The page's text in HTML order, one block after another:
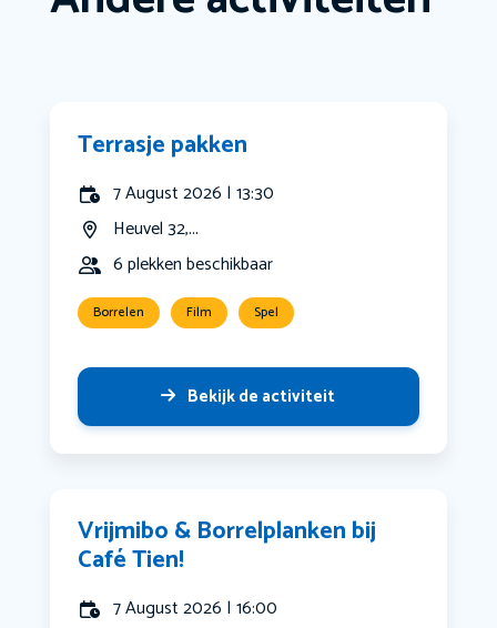
Terrasje pakken
7 August 2026 | 13:30
Heuvel 32,...
6 plekken beschikbaar
Borrelen Film Spel
Bekijk de activiteit
Vrijmibo & Borrelplanken bij
Café Tien!
7 August 2026 | 16:00